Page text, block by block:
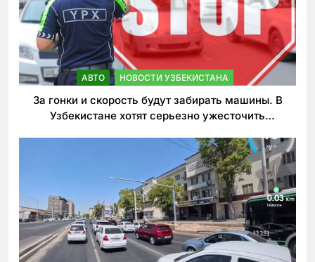
АВТО НОВОСТИ УЗБЕКИСТАНА
За гонки и скорость будут забирать машины. В
Узбекистане хотят серьезно ужесточить